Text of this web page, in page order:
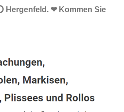
Hergenfeld. ❤ Kommen Sie